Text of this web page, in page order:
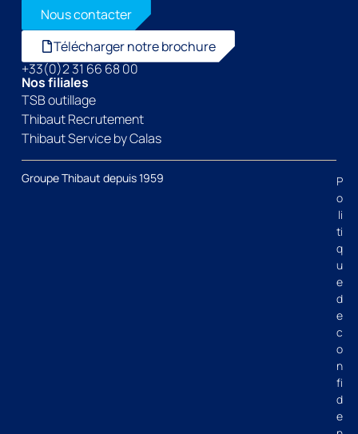
Nous contacter
Télécharger notre brochure
+33(0)2 31 66 68 00
Nos filiales
TSB outillage
Thibaut Recrutement
Thibaut Service by Calas
Groupe Thibaut depuis 1959
P
o
li
ti
q
u
e
d
e
c
o
n
fi
d
e